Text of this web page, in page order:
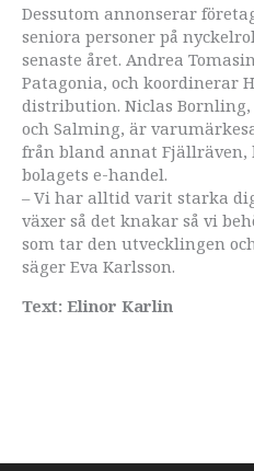
Dessutom annonserar
seniora personer på
senaste året. Andrea
Patagonia, och koordinerar
distribution. Niclas
och Salming, är
från bland annat Fjällräven,
bolagets e-handel.
– Vi har alltid varit starka
växer så det knakar så vi
som tar den utvecklingen
säger Eva Karlsson.
Text: Elinor Karlin